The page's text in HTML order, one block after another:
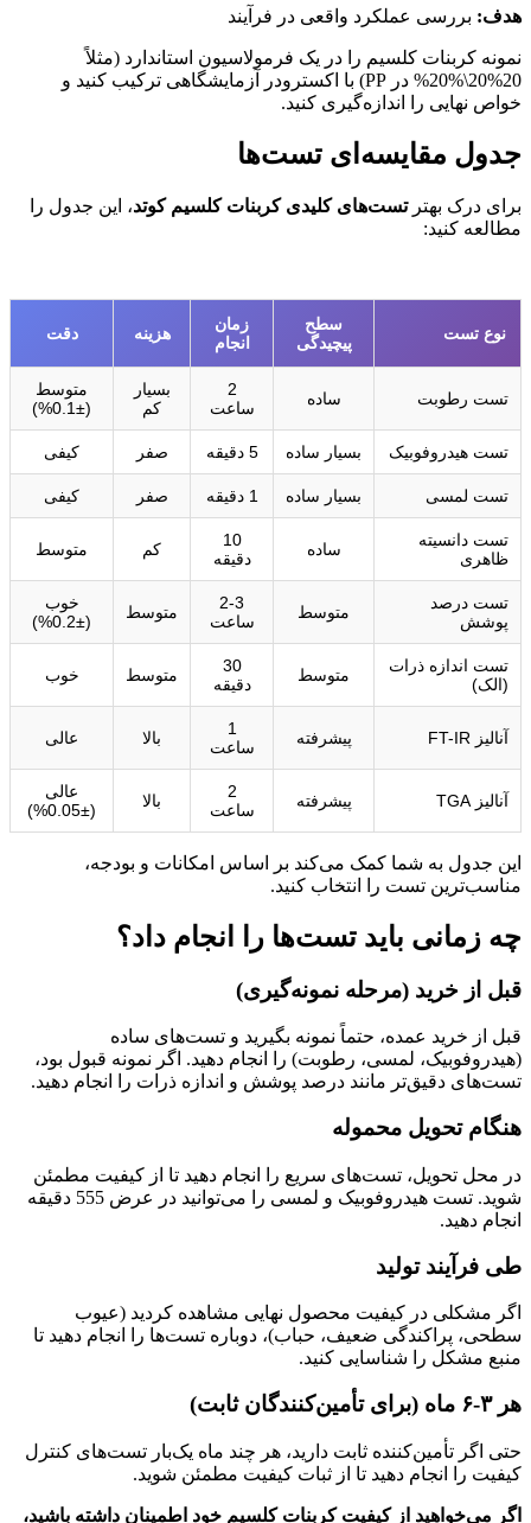
هدف: بررسی عملکرد واقعی در فرآیند
نمونه کربنات کلسیم را در یک فرمولاسیون استاندارد (مثلاً
20%20\%
20%
در PP) با اکسترودر آزمایشگاهی ترکیب کنید و
خواص نهایی را اندازه‌گیری کنید.
جدول مقایسه‌ای تست‌ها
برای درک بهترتست‌های کلیدی کربنات کلسیم کوتد، این جدول را
مطالعه کنید:
نوع تست
سطح
پیچیدگی
زمان
انجام
هزینه دقت
تست رطوبت ساده
2
ساعت
بسیار
کم
متوسط
(±0.1%)
تست هیدروفوبیک بسیار ساده 5 دقیقه صفر کیفی
تست لمسی بسیار ساده 1 دقیقه صفر کیفی
تست دانسیته
ظاهری
ساده
10
دقیقه
کم متوسط
تست درصد
پوشش
متوسط
2-3
ساعت
متوسط
خوب
(±0.2%)
تست اندازه ذرات
(الک)
متوسط
30
دقیقه
متوسط خوب
آنالیز FT-IR پیشرفته
1
ساعت
بالا عالی
آنالیز TGA پیشرفته
2
ساعت
بالا
عالی
(±0.05%)
این جدول به شما کمک می‌کند بر اساس امکانات و بودجه،
مناسب‌ترین تست را انتخاب کنید.
چه زمانی باید تست‌ها را انجام داد؟
قبل از خرید (مرحله نمونه‌گیری)
قبل از خرید عمده، حتماً نمونه بگیرید و تست‌های ساده
(هیدروفوبیک، لمسی، رطوبت) را انجام دهید. اگر نمونه قبول بود،
تست‌های دقیق‌تر مانند درصد پوشش و اندازه ذرات را انجام دهید.
هنگام تحویل محموله
در محل تحویل، تست‌های سریع را انجام دهید تا از کیفیت مطمئن
شوید. تست هیدروفوبیک و لمسی را می‌توانید در عرض
555
دقیقه
انجام دهید.
طی فرآیند تولید
اگر مشکلی در کیفیت محصول نهایی مشاهده کردید (عیوب
سطحی، پراکندگی ضعیف، حباب)، دوباره تست‌ها را انجام دهید تا
منبع مشکل را شناسایی کنید.
هر ۳-۶ ماه (برای تأمین‌کنندگان ثابت)
حتی اگر تأمین‌کننده ثابت دارید، هر چند ماه یک‌بار تست‌های کنترل
کیفیت را انجام دهید تا از ثبات کیفیت مطمئن شوید.
اگر می‌خواهید از کیفیت کربنات کلسیم خود اطمینان داشته باشید،